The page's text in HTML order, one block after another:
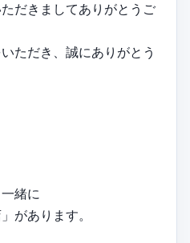
だきましてありがとうご
ただき、誠にありがとう
緒に
があります。